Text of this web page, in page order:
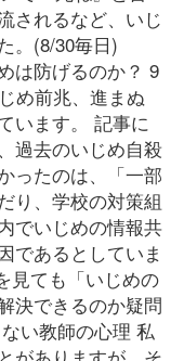
されるなど、いじ
。(8/30毎日)
は防げるのか？ 9
め前兆、進まぬ
います。 記事に
過去のいじめ自殺
ったのは、「一部
り、学校の対策組
でいじめの情報共
であるとしていま
見ても「いじめの
決できるのか疑問
い教師の心理 私